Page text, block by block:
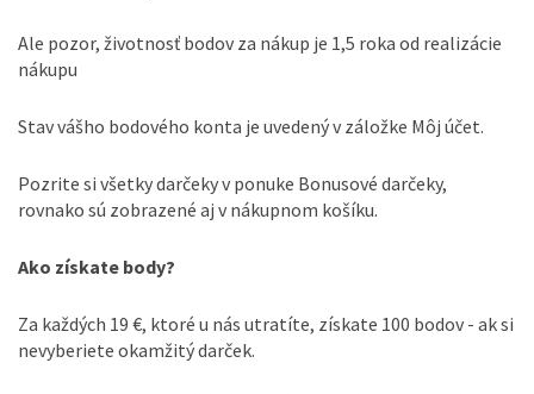
Ale pozor, životnosť bodov za nákup je 1,5 roka od realizácie
nákupu
Stav vášho bodového konta je uvedený v záložke Môj účet.
Pozrite si všetky darčeky v ponuke Bonusové darčeky,
rovnako sú zobrazené aj v nákupnom košíku.
Ako získate body?
Za každých 19 €, ktoré u nás utratíte, získate 100 bodov - ak si
nevyberiete okamžitý darček.